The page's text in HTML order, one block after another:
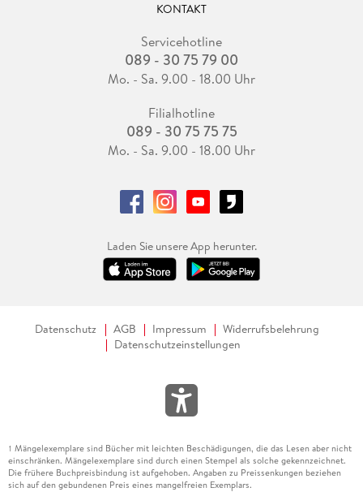
KONTAKT
Servicehotline
089 - 30 75 79 00
Mo. - Sa. 9.00 - 18.00 Uhr
Filialhotline
089 - 30 75 75 75
Mo. - Sa. 9.00 - 18.00 Uhr
Laden Sie unsere App herunter.
Datenschutz AGB Impressum
Widerrufsbelehrung
Datenschutzeinstellungen
1 Mängelexemplare sind Bücher mit leichten Beschädigungen, die das Lesen aber nicht
einschränken. Mängelexemplare sind durch einen Stempel als solche gekennzeichnet.
Die frühere Buchpreisbindung ist aufgehoben. Angaben zu Preissenkungen beziehen
sich auf den gebundenen Preis eines mangelfreien Exemplars.